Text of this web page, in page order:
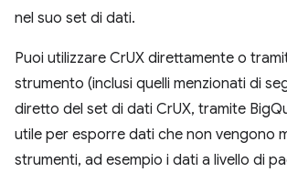
nel suo set di dati.
Puoi utilizzare CrUX direttamente o
strumento (inclusi quelli menzionati di
diretto del set di dati CrUX, tramite
utile per esporre dati che non vengono
strumenti, ad esempio i dati a livello di